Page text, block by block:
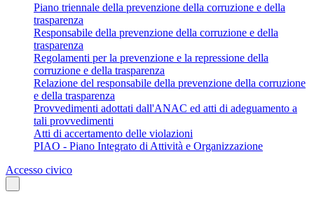
Piano triennale della prevenzione della corruzione e della
trasparenza
Responsabile della prevenzione della corruzione e della
trasparenza
Regolamenti per la prevenzione e la repressione della
corruzione e della trasparenza
Relazione del responsabile della prevenzione della corruzione
e della trasparenza
Provvedimenti adottati dall'ANAC ed atti di adeguamento a
tali provvedimenti
Atti di accertamento delle violazioni
PIAO - Piano Integrato di Attività e Organizzazione
Accesso civico